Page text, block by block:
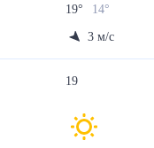
19° 14°
3 м/с
19